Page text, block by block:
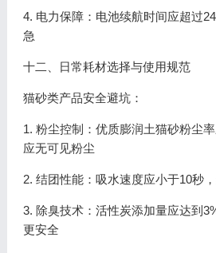
4. 电力保障：电池续航时间应超过
急
十二、日常耗材选择与使用规范
猫砂类产品安全避坑：
1. 粉尘控制：优质膨润土猫砂粉尘
应无可见粉尘
2. 结团性能：吸水速度应小于10秒
3. 除臭技术：活性炭添加量应达到
更安全